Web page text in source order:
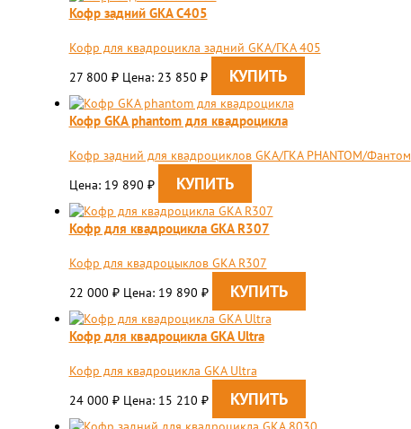
Кофр задний GKA C405
Кофр для квадроцикла задний GKA/ГКА 405
27 800 ₽ Цена: 23 850 ₽
Кофр GKA phantom для квадроцикла
​Кофр задний для квадроциклов GKA/ГКА PHANTOM/Фантом
Цена: 19 890 ₽
Кофр для квадроцикла GKA R307
Кофр для квадроцыклов GKA R307
22 000 ₽ Цена: 19 890 ₽
Кофр для квадроцикла GKA Ultra
Кофр для квадроцикла GKA Ultra
24 000 ₽ Цена: 15 210 ₽